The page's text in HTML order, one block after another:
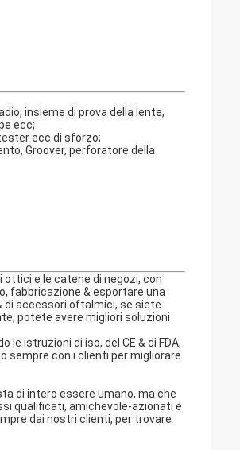
insieme di prova della lente,
ecc;
ecc di sforzo;
Groover, perforatore della
e le catene di negozi, con
fabbricazione & esportare una
di accessori oftalmici, se siete
potete avere migliori soluzioni
istruzioni di iso, del CE & di FDA,
sempre con i clienti per migliorare
di intero essere umano, ma che
qualificati, amichevole-azionati e
dai nostri clienti, per trovare